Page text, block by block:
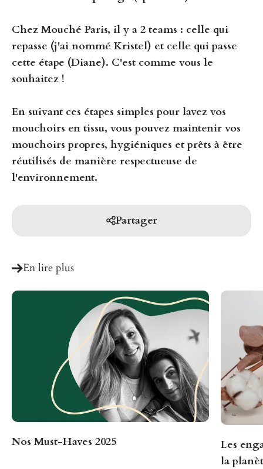
Chez Mouché Paris, il y a 2 teams : celle qui
repasse (j'ai nommé Kristel) et celle qui passe
cette étape (Diane). C'est comme vous le
souhaitez !
En suivant ces étapes simples pour lavez vos
mouchoirs en tissu, vous pouvez maintenir vos
mouchoirs propres, hygiéniques et prêts à être
réutilisés de manière respectueuse de
l'environnement.
Partager
En lire plus
Nos Must-Haves 2025
Les
la